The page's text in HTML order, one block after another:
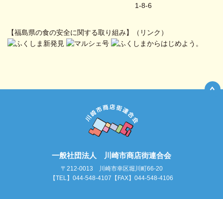
1-8-6
【福島県の食の安全に関する取り組み】（リンク）
一般社団法人 川崎市商店街連合会
〒212-0013 川崎市幸区堀川町66-20
【TEL】044-548-4107【FAX】044-548-4106